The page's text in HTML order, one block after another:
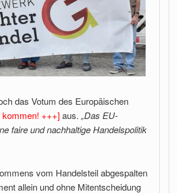
das Votum des Europäischen
+++]aus. „Das EU-
faire und nachhaltige Handelspolitik
vom Handelsteil abgespalten
allein und ohne Mitentscheidung